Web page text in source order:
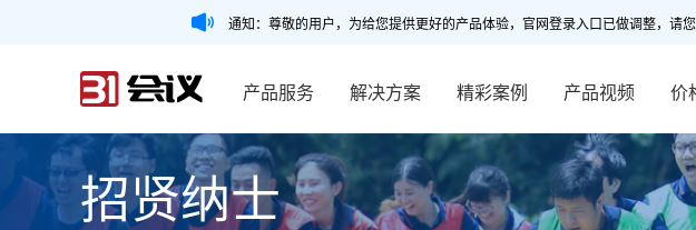
通知：尊敬的用户，为给您提供更好的产品体验，官网登录入口已做调整，请
产品服务 解决方案 精彩案例 产品视频 价
招贤纳士